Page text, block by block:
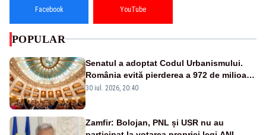
Facebook YouTube
POPULAR
Senatul a adoptat Codul Urbanismului.
România evită pierderea a 972 de milioane
de euro din PNRR
30 iul. 2026, 20:40
Zamfir: Bolojan, PNL și USR nu au